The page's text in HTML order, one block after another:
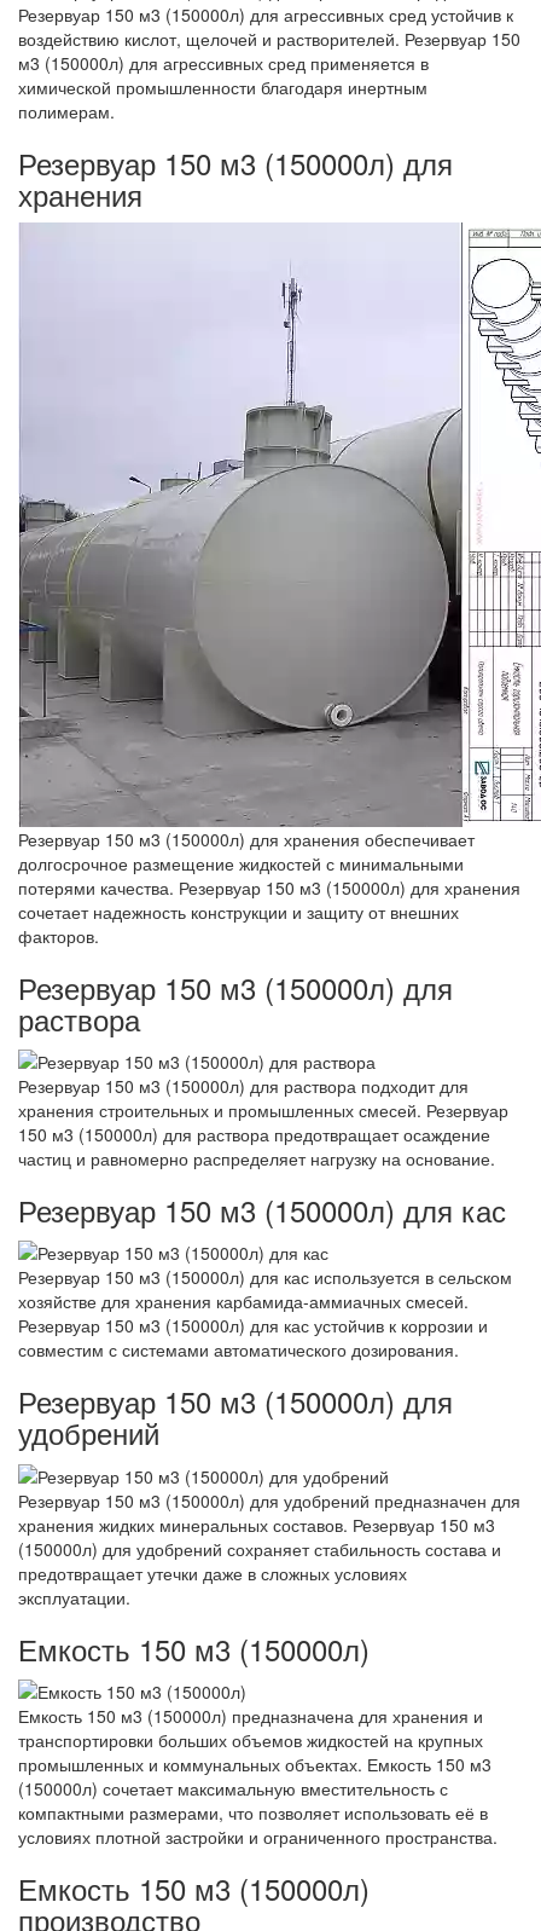
Резервуар 150 м3 (150000л) для агрессивных сред устойчив к
воздействию кислот, щелочей и растворителей. Резервуар 150
м3 (150000л) для агрессивных сред применяется в
химической промышленности благодаря инертным
полимерам.
Резервуар 150 м3 (150000л) для
хранения
Резервуар 150 м3 (150000л) для хранения обеспечивает
долгосрочное размещение жидкостей с минимальными
потерями качества. Резервуар 150 м3 (150000л) для хранения
сочетает надежность конструкции и защиту от внешних
факторов.
Резервуар 150 м3 (150000л) для
раствора
Резервуар 150 м3 (150000л) для раствора подходит для
хранения строительных и промышленных смесей. Резервуар
150 м3 (150000л) для раствора предотвращает осаждение
частиц и равномерно распределяет нагрузку на основание.
Резервуар 150 м3 (150000л) для кас
Резервуар 150 м3 (150000л) для кас используется в сельском
хозяйстве для хранения карбамида-аммиачных смесей.
Резервуар 150 м3 (150000л) для кас устойчив к коррозии и
совместим с системами автоматического дозирования.
Резервуар 150 м3 (150000л) для
удобрений
Резервуар 150 м3 (150000л) для удобрений предназначен для
хранения жидких минеральных составов. Резервуар 150 м3
(150000л) для удобрений сохраняет стабильность состава и
предотвращает утечки даже в сложных условиях
эксплуатации.
Емкость 150 м3 (150000л)
Емкость 150 м3 (150000л) предназначена для хранения и
транспортировки больших объемов жидкостей на крупных
промышленных и коммунальных объектах. Емкость 150 м3
(150000л) сочетает максимальную вместительность с
компактными размерами, что позволяет использовать её в
условиях плотной застройки и ограниченного пространства.
Емкость 150 м3 (150000л)
производство